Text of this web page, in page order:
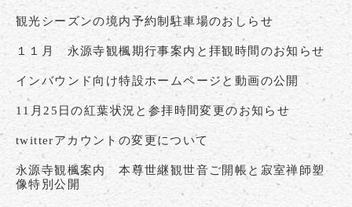
観光シーズンの境内予約制駐車場のおしらせ
１１月 永源寺観楓期行事案内と拝観時間のお知らせ
インバウンド向け特設ホームページと動画の公開
11月25日の紅葉状況と参拝時間変更のお知らせ
twitterアカウントの変更について
永源寺観楓案内 本尊世継観世音ご開帳と寂室禅師塑
像特別公開